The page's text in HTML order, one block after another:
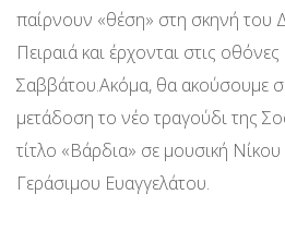
παίρνουν «θέση» στη σκηνή του
Πειραιά και έρχονται στις
Σαββάτου.Ακόμα, θα ακούσουμε
μετάδοση το νέο τραγούδι της
τίτλο «Βάρδια» σε μουσική
Γεράσιμου Ευαγγελάτου.